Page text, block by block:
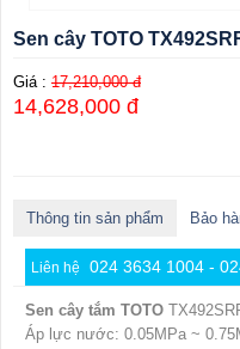
Sen cây TOTO
Giá : 17,210,000 đ
14,628,000 đ
Thông tin sản phẩm Bảo
Liên hệ 024 3634 1004 -
Sen cây tắm TOTO
Áp lực nước: 0.05MPa ~